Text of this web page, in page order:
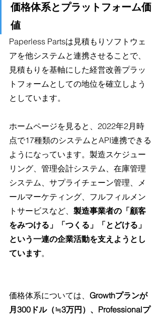
価格体系とプラットフォーム価
値
Paperless Partsは見積もりソフトウェ
アを他システムと連携させることで、
見積もりを基軸にした経営改善プラッ
トフォームとしての地位を確立しよう
としています。
ホームページを見ると、2022年2月時
点で17種類のシステムとAPI連携できる
ようになっています。製造スケジュー
リング、管理会計システム、在庫管理
システム、サプライチェーン管理、メ
ールマーケティング、フルフィルメン
トサービスなど、 製造事業者の「顧客
をみつける」「つくる」「とどける」
という一連の企業活動を支えようとし
ています。
価格体系については、 Growthプランが
月300ドル（≒3万円）、Professionalプ